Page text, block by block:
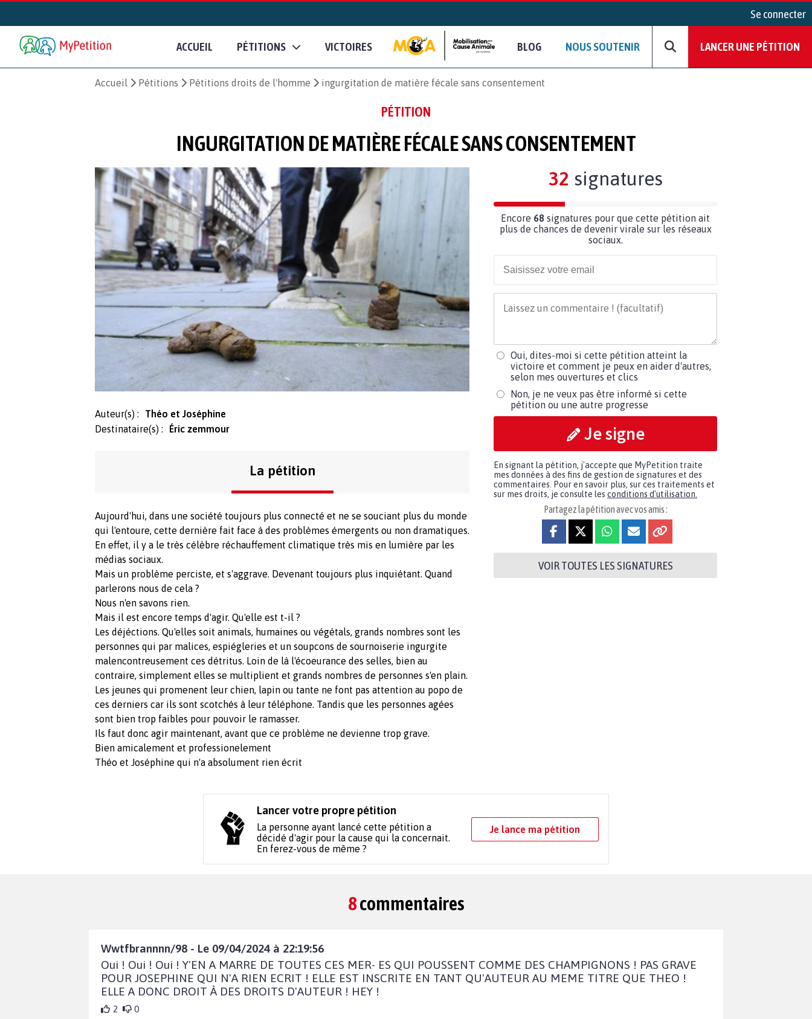
Se connecter
ACCUEIL PÉTITIONS VICTOIRES BLOG NOUS SOUTENIR LANCER UNE PÉTITION
Accueil Pétitions Pétitions droits de l'homme ingurgitation de matière fécale sans consentement
PÉTITION
INGURGITATION DE MATIÈRE FÉCALE SANS CONSENTEMENT
Auteur(s) :
Théo et Joséphine
Destinataire(s) :
Éric zemmour
La pétition
Aujourd'hui, dans une société toujours plus connecté et ne se souciant plus du monde
qui l'entoure, cette dernière fait face à des problèmes émergents ou non dramatiques.
En effet, il y a le très célèbre réchauffement climatique très mis en lumière par les
médias sociaux.
Mais un problème perciste, et s'aggrave. Devenant toujours plus inquiétant. Quand
parlerons nous de cela ?
Nous n'en savons rien.
Mais il est encore temps d'agir. Qu'elle est t-il ?
Les déjéctions. Qu'elles soit animals, humaines ou végétals, grands nombres sont les
personnes qui par malices, espiégleries et un soupcons de sournoiserie ingurgite
malencontreusement ces détritus. Loin de là l'écoeurance des selles, bien au
contraire, simplement elles se multiplient et grands nombres de personnes s'en plain.
Les jeunes qui promenent leur chien, lapin ou tante ne font pas attention au popo de
ces derniers car ils sont scotchés à leur téléphone. Tandis que les personnes agées
sont bien trop faibles pour pouvoir le ramasser.
Ils faut donc agir maintenant, avant que ce problème ne devienne trop grave.
Bien amicalement et professionelement
Théo et Joséphine qui n'a absolument rien écrit
32 signatures
Encore 68 signatures pour que cette pétition ait
plus de chances de devenir virale sur les réseaux
sociaux.
Oui, dites-moi si cette pétition atteint la
victoire et comment je peux en aider d'autres,
selon mes ouvertures et clics
Non, je ne veux pas être informé si cette
pétition ou une autre progresse
Je signe
En signant la pétition, j'accepte que MyPetition traite
mes données à des fins de gestion de signatures et des
commentaires. Pour en savoir plus, sur ces traitements et
sur mes droits, je consulte les conditions d'utilisation.
Partagez la pétition avec vos amis :
VOIR TOUTES LES SIGNATURES
Lancer votre propre pétition
La personne ayant lancé cette pétition a
décidé d'agir pour la cause qui la concernait.
En ferez-vous de même ?
Je lance ma pétition
8commentaires
Wwtfbrannnn/98 - Le 09/04/2024 à 22:19:56
Oui ! Oui ! Oui ! Y'EN A MARRE DE TOUTES CES MER- ES QUI POUSSENT COMME DES CHAMPIGNONS ! PAS GRAVE
POUR JOSEPHINE QUI N'A RIEN ECRIT ! ELLE EST INSCRITE EN TANT QU'AUTEUR AU MEME TITRE QUE THEO !
ELLE A DONC DROIT À DES DROITS D'AUTEUR ! HEY !
2 0